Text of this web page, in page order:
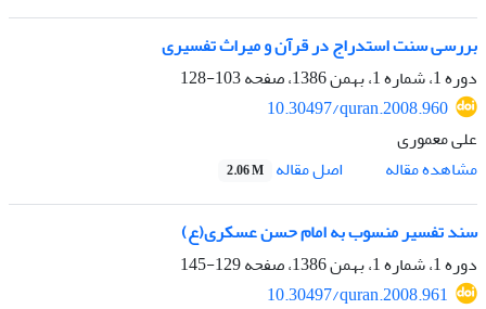
بررسی سنت استدراج در قرآن و میراث تفسیری
دوره 1، شماره 1، بهمن 1386، صفحه
103-128
10.30497/quran.2008.960
علی معموری
مشاهده مقاله
اصل مقاله 2.06 M
سند تفسیر منسوب به امام حسن عسکری(ع)
دوره 1، شماره 1، بهمن 1386، صفحه
129-145
10.30497/quran.2008.961